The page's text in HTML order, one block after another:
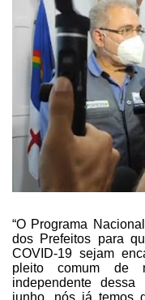
“O Programa
dos Prefeitos para
COVID-19 sejam
pleito comum de
independente
junho, nós já temos